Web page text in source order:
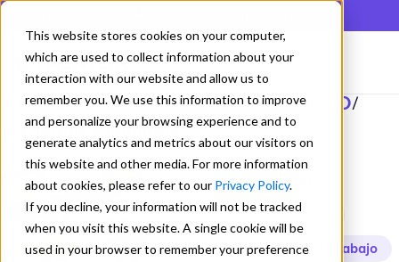
This website stores cookies on your computer,
which are used to collect information about your
interaction with our website and allow us to
remember you. We use this information to improve
and personalize your browsing experience and to
generate analytics and metrics about our visitors on
this website and other media. For more information
about cookies, please refer to our Privacy Policy.
If you decline, your information will not be tracked
when you visit this website. A single cookie will be
used in your browser to remember your preference
Mejorando los Sistemas de Gestion ISO/
estándares mínimos
estándares mínimos
resolucion 312 de 2019
seguridad y salud en el trabajo